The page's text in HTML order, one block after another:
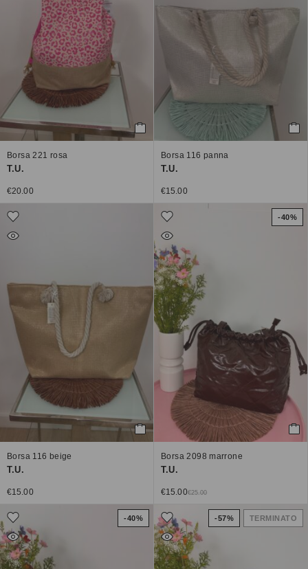
Borsa 221 rosa
T.U.
€20.00
Borsa 116 panna
T.U.
€15.00
Borsa 116 beige
T.U.
€15.00
-40%
Borsa 2098 marrone
T.U.
€ 25.00
€15.00
-40% -57% TERMINATO